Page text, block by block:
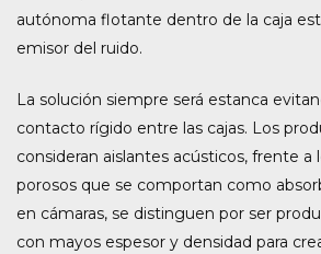
autónoma flotante dentro de la caja
emisor del ruido.
La solución siempre será estanca
contacto rígido entre las cajas. Los
consideran aislantes acústicos, frente a
porosos que se comportan como
en cámaras, se distinguen por ser
con mayos espesor y densidad para